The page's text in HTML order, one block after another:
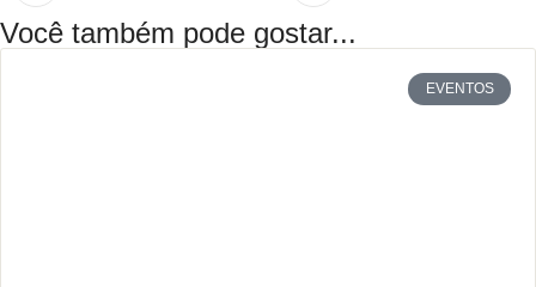
Você também pode gostar...
EVENTOS